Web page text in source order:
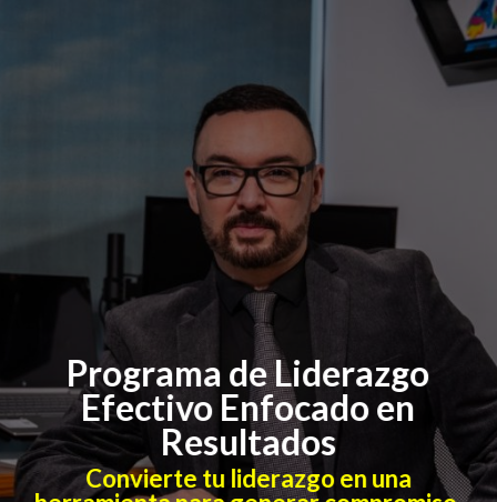
Programa de Liderazgo
Efectivo Enfocado en
Resultados
Convierte tu liderazgo en una